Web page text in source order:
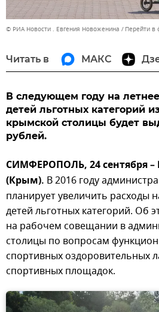
© РИА Новости . Евгения Новоженина Перейти в
Читать в МАКС
В следующем году на
детей льготных категорий
крымской столицы будет
рублей.
СИМФЕРОПОЛЬ, 24 сентября –
(Крым). В 2016 году
планирует увеличить расходы
детей льготных категорий. Об
на рабочем совещании в
столицы по вопросам
спортивных оздоровительных
спортивных площадок.